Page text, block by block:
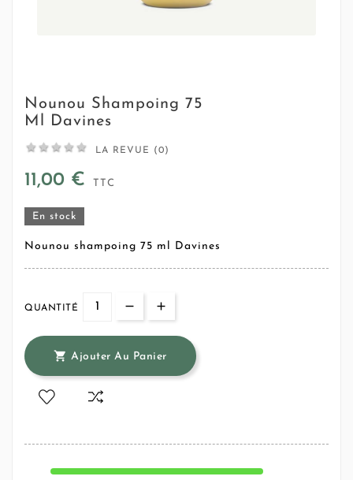
Nounou Shampoing 75
Ml Davines
     LA REVUE (0)
11,00 € TTC
En stock
Nounou shampoing 75 ml Davines
QUANTITÉ
 Ajouter Au Panier